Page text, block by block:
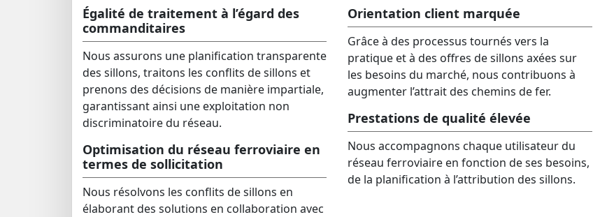
Égalité de traitement à l’égard des
commanditaires
Nous assurons une planification transparente
des sillons, traitons les conflits de sillons et
prenons des décisions de manière impartiale,
garantissant ainsi une exploitation non
discriminatoire du réseau.
Optimisation du réseau ferroviaire en
termes de sollicitation
Nous résolvons les conflits de sillons en
élaborant des solutions en collaboration avec
Orientation client marquée
Grâce à des processus tournés vers la
pratique et à des offres de sillons axées sur
les besoins du marché, nous contribuons à
augmenter l’attrait des chemins de fer.
Prestations de qualité élevée
Nous accompagnons chaque utilisateur du
réseau ferroviaire en fonction de ses besoins,
de la planification à l’attribution des sillons.